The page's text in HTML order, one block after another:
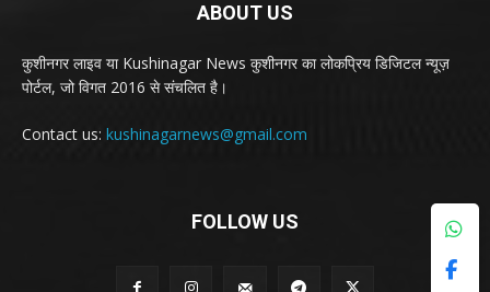
ABOUT US
कुशीनगर लाइव या Kushinagar News कुशीनगर का लोकप्रिय डिजिटल न्यूज़
पोर्टल, जो विगत 2016 से संचलित है।
Contact us: kushinagarnews@gmail.com
FOLLOW US